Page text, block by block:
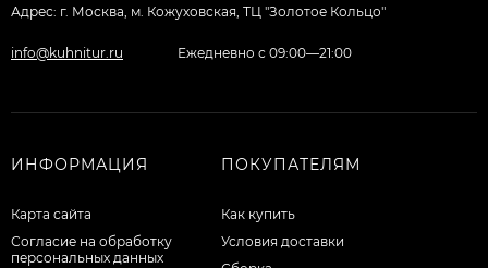
Адрес: г. Москва, м. Кожуховская, ТЦ "Золотое Кольцо"
info@kuhnitur.ru Ежедневно с 09:00—21:00
ИНФОРМАЦИЯ
Карта сайта
Согласие на обработку
персональных данных
ПОКУПАТЕЛЯМ
Как купить
Условия доставки